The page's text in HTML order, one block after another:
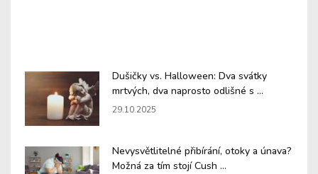
Dušičky vs. Halloween: Dva svátky
mrtvých, dva naprosto odlišné s ...
29.10.2025
Nevysvětlitelné přibírání, otoky a únava?
Možná za tím stojí Cush ...